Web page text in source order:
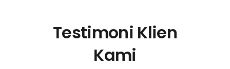
Testimoni Klien
Kami